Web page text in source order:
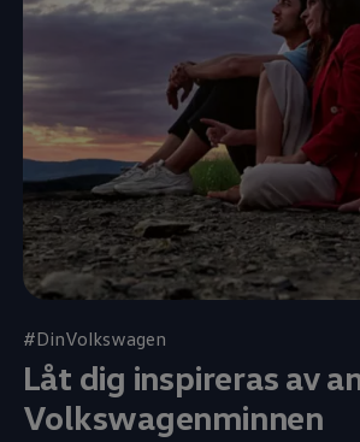
#DinVolkswagen
Låt dig inspireras av
Volkswagenminnen